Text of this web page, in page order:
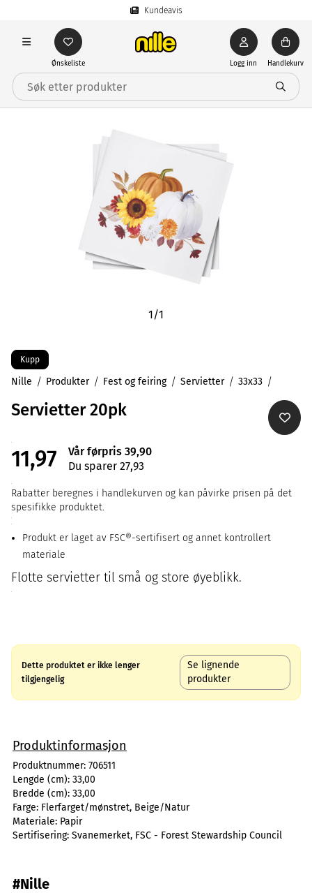
Kundeavis
Ønskeliste Logg inn Handlekurv
1/1
Kupp
Nille Produkter Fest og feiring Servietter 33x33
Servietter 20pk
11,97
Vår førpris 39,90
Du sparer 27,93
Rabatter beregnes i handlekurven og kan påvirke prisen på det
spesifikke produktet.
Produkt er laget av FSC®-sertifisert og annet kontrollert
materiale
Flotte servietter til små og store øyeblikk.
Dette produktet er ikke lenger
tilgjengelig
Se lignende
produkter
Produktinformasjon
Produktnummer: 706511
Lengde (cm): 33,00
Bredde (cm): 33,00
Farge: Flerfarget/mønstret, Beige/Natur
Materiale: Papir
Sertifisering: Svanemerket, FSC - Forest Stewardship Council
#Nille